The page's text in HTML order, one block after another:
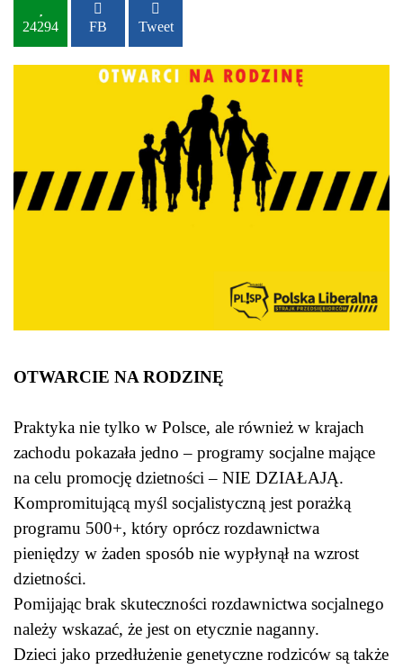
24294 FB Tweet
OTWARCIE NA RODZINĘ
Praktyka nie tylko w Polsce, ale również w krajach
zachodu pokazała jedno – programy socjalne mające
na celu promocję dzietności – NIE DZIAŁAJĄ.
Kompromitującą myśl socjalistyczną jest porażką
programu 500+, który oprócz rozdawnictwa
pieniędzy w żaden sposób nie wypłynął na wzrost
dzietności.
Pomijając brak skuteczności rozdawnictwa socjalnego
należy wskazać, że jest on etycznie naganny.
Dzieci jako przedłużenie genetyczne rodziców są także